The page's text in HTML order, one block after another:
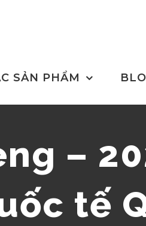
SẢN PHẨM
–
tế